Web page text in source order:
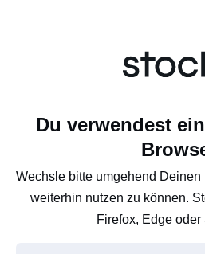
Du verwendest
Wechsle bitte umgehend Deinen
weiterhin nutzen zu können.
Firefox, Edge oder